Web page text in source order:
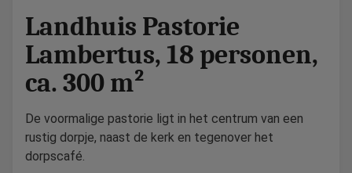
Landhuis Pastorie
Lambertus, 18 personen,
ca. 300 m²
De voormalige pastorie ligt in het centrum van een
rustig dorpje, naast de kerk en tegenover het
dorpscafé.